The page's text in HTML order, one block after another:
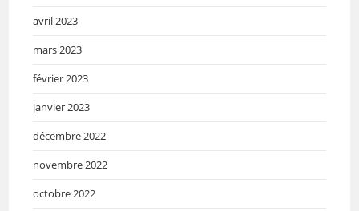
avril 2023
mars 2023
février 2023
janvier 2023
décembre 2022
novembre 2022
octobre 2022